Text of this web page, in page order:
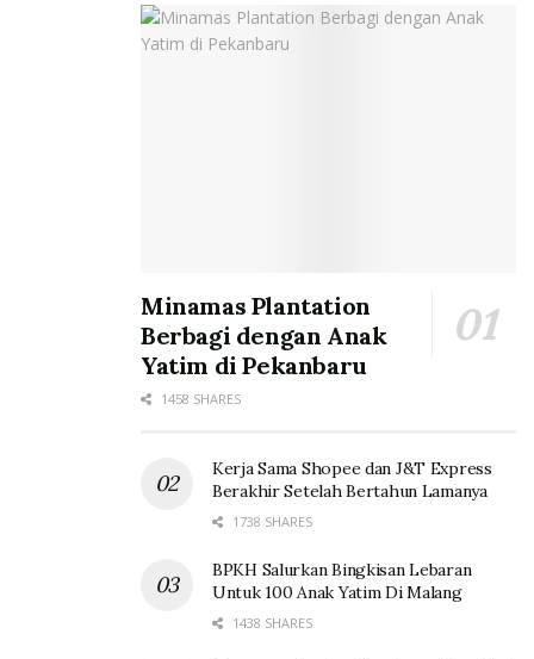
Minamas Plantation
Berbagi dengan Anak
Yatim di Pekanbaru
1458 SHARES
Kerja Sama Shopee dan J&T Express
Berakhir Setelah Bertahun Lamanya
1738 SHARES
BPKH Salurkan Bingkisan Lebaran
Untuk 100 Anak Yatim Di Malang
1438 SHARES